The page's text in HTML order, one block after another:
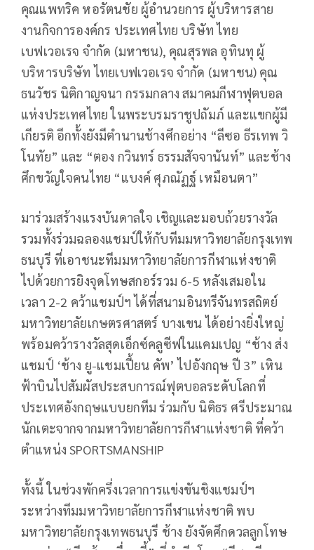
คุณแพทริค หอรัตนชัย ผู้อำนวยการ ผู้บริหารสาย
งานกิจการองค์กร ประเทศไทย บริษัท ไทย
เบฟเวอเรจ จำกัด (มหาชน), คุณสุรพล อุทินทุ ผู้
บริหารบริษัท ไทยเบฟเวอเรจ จำกัด (มหาชน) คุณ
ธนวัชร นิติกาญจนา กรรมกลาง สมาคมกีฬาฟุตบอล
แห่งประเทศไทย ในพระบรมราชูปถัมภ์ และแขกผู้มี
เกียรติ อีกทั้งยังมีตำนานช้างศึกอย่าง “ลีซอ ธีรเทพ วิ
โนทัย” และ “ตอง กวินทร์ ธรรมสัจจานันท์” และช้าง
ศึกขวัญใจคนไทย “แบงค์ ศุภณัฏฐ์ เหมือนตา”
มาร่วมสร้างแรงบันดาลใจ เชิญและมอบถ้วยรางวัล
รวมทั้งร่วมฉลองแชมป์ให้กับทีมมหาวิทยาลัยกรุงเทพ
ธนบุรี ที่เอาชนะทีมมหาวิทยาลัยการกีฬาแห่งชาติ
ไปด้วยการยิงจุดโทษสกอร์รวม 6-5 หลังเสมอใน
เวลา 2-2 คว้าแชมป์ฯ ได้ที่สนามอินทรีจันทรสถิตย์
มหาวิทยาลัยเกษตรศาสตร์ บางเขน ได้อย่างยิ่งใหญ่
พร้อมคว้ารางวัลสุดเอ็กซ์คลูซีฟในแคมเปญ “ช้าง ส่ง
แชมป์ ‘ช้าง ยู-แชมเปี้ยน คัพ’ ไปอังกฤษ ปี 3” เหิน
ฟ้าบินไปสัมผัสประสบการณ์ฟุตบอลระดับโลกที่
ประเทศอังกฤษแบบยกทีม ร่วมกับ นิติธร ศรีประมาณ
นักเตะจากจากมหาวิทยาลัยการกีฬาแห่งชาติ ที่คว้า
ตำแหน่งSPORTSMANSHIP
ทั้งนี้ ในช่วงพักครึ่งเวลาการแข่งขันชิงแชมป์ฯ
ระหว่างทีมมหาวิทยาลัยการกีฬาแห่งชาติ พบ
มหาวิทยาลัยกรุงเทพธนบุรี ช้าง ยังจัดศึกดวลลูกโทษ